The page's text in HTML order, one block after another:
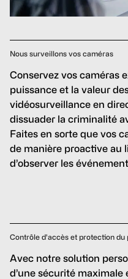
Nous surveillons vos caméras
Conservez vos caméras
puissance et la valeur
vidéosurveillance en
dissuader la criminalité
Faites en sorte que vos
de manière proactive au
d’observer les
Contrôle d'accès et protection du
Avec notre solution
d’une sécurité maximale